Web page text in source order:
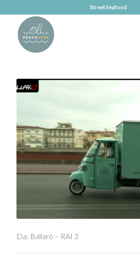
Street Seafood
Da: Ballarò – RAI 3